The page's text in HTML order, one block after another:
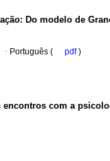
: Do modelo de
· Português ( pdf)
encontros com a